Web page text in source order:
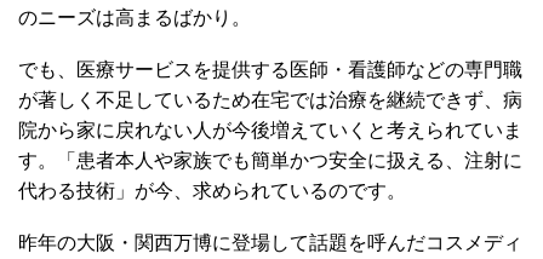
のニーズは高まるばかり。
でも、医療サービスを提供する医師・看護師などの専門職
が著しく不足しているため在宅では治療を継続できず、病
院から家に戻れない人が今後増えていくと考えられていま
す。「患者本人や家族でも簡単かつ安全に扱える、注射に
代わる技術」が今、求められているのです。
昨年の大阪・関西万博に登場して話題を呼んだコスメディ